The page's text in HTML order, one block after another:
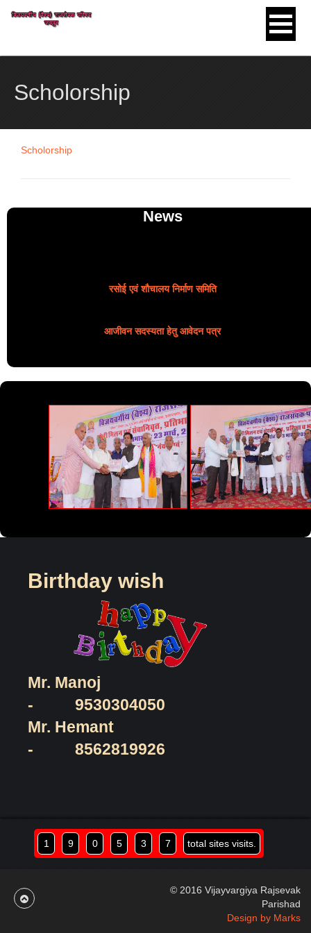
Scholorship
Scholorship
News
रसोई एवं शौचालय निर्माण समिति
आजीवन सदस्यता हेतु आवेदन पत्र
Birthday wish
Mr. Manoj
-
9530304050
Mr. Hemant
-
8562819926
1 9 0 5 3 7 total sites visits.
© 2016 Vijayvargiya Rajsevak
Parishad
Design by Marks